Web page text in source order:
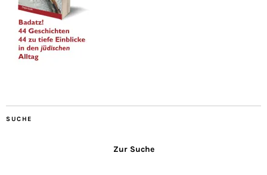
SUCHE
Zur Suche